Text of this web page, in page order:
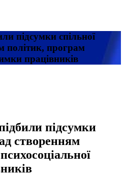
підсумки спільної
політик, програм
працівників
підсумки
створенням